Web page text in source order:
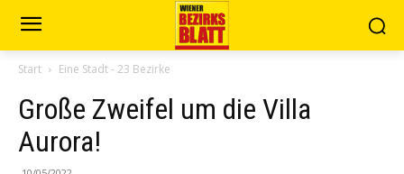
Start Eine Stadt - 23 Bezirke
Große Zweifel um die Villa
Aurora!